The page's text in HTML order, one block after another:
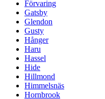
Förvaring
Gatsby
Glendon
Gusty
Hånger
Haru
Hassel
Hide
Hillmond
Himmelsnäs
Hornbrook